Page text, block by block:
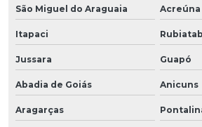
São Miguel do Araguaia Acreúna
Itapaci
Jussara Guapó
Abadia de Goiás Anicuns
Aragarças